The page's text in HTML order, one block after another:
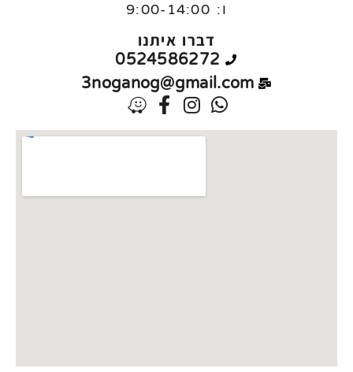
ו: 9:00-14:00
דברו איתנו
0524586272
3noganog@gmail.com